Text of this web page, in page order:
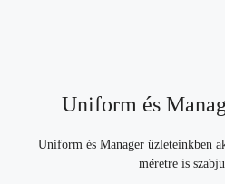
Uniform és
Uniform és Manager üzleteinkben
méretre is